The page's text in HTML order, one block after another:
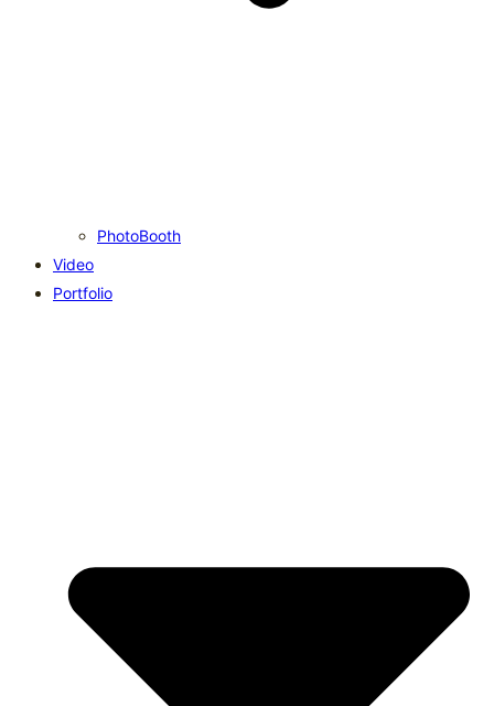
PhotoBooth
Video
Portfolio